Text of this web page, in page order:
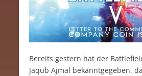
Bereits gestern hat der
Jaqub Ajmal bekanntgegeben,